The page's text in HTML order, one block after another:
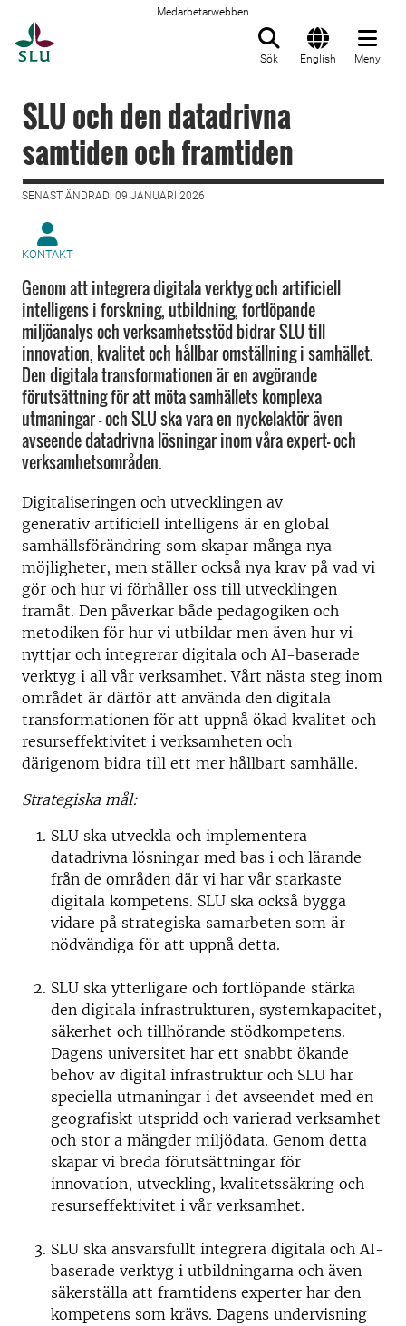
Medarbetarwebben
Sök English Meny
SLU och den datadrivna
samtiden och framtiden
SENAST ÄNDRAD: 09 JANUARI 2026
KONTAKT
Genom att integrera digitala verktyg och artificiell
intelligens i forskning, utbildning, fortlöpande
miljöanalys och verksamhetsstöd bidrar SLU till
innovation, kvalitet och hållbar omställning i samhället.
Den digitala transformationen är en avgörande
förutsättning för att möta samhällets komplexa
utmaningar – och SLU ska vara en nyckelaktör även
avseende datadrivna lösningar inom våra expert- och
verksamhetsområden.
Digitaliseringen och utvecklingen av
generativ artificiell intelligens är en global
samhällsförändring som skapar många nya
möjligheter, men ställer också nya krav på vad vi
gör och hur vi förhåller oss till utvecklingen
framåt. Den påverkar både pedagogiken och
metodiken för hur vi utbildar men även hur vi
nyttjar och integrerar digitala och AI-baserade
verktyg i all vår verksamhet. Vårt nästa steg inom
området är därför att använda den digitala
transformationen för att uppnå ökad kvalitet och
resurseffektivitet i verksamheten och
därigenom bidra till ett mer hållbart samhälle.
Strategiska mål:
SLU ska utveckla och implementera
datadrivna lösningar med bas i och lärande
från de områden där vi har vår starkaste
digitala kompetens. SLU ska också bygga
vidare på strategiska samarbeten som är
nödvändiga för att uppnå detta.
SLU ska ytterligare och fortlöpande stärka
den digitala infrastrukturen, systemkapacitet,
säkerhet och tillhörande stödkompetens.
Dagens universitet har ett snabbt ökande
behov av digital infrastruktur och SLU har
speciella utmaningar i det avseendet med en
geografiskt utspridd och varierad verksamhet
och stor a mängder miljödata. Genom detta
skapar vi breda förutsättningar för
innovation, utveckling, kvalitetssäkring och
resurseffektivitet i vår verksamhet.
SLU ska ansvarsfullt integrera digitala och AI-
baserade verktyg i utbildningarna och även
säkerställa att framtidens experter har den
kompetens som krävs. Dagens undervisning